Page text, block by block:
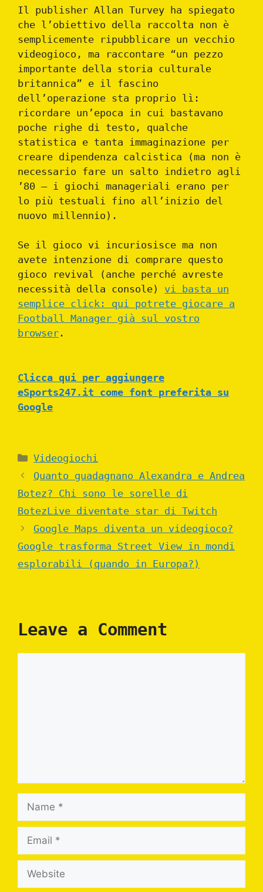
Il publisher Allan Turvey ha spiegato
che l’obiettivo della raccolta non è
semplicemente ripubblicare un vecchio
videogioco, ma raccontare “un pezzo
importante della storia culturale
britannica” e il fascino
dell’operazione sta proprio lì:
ricordare un’epoca in cui bastavano
poche righe di testo, qualche
statistica e tanta immaginazione per
creare dipendenza calcistica (ma non è
necessario fare un salto indietro agli
’80 – i giochi manageriali erano per
lo più testuali fino all’inizio del
nuovo millennio).
Se il gioco vi incuriosisce ma non
avete intenzione di comprare questo
gioco revival (anche perché avreste
necessità della console) vi basta un
semplice click: qui potrete giocare a
Football Manager già sul vostro
browser .
Clicca qui per aggiungere
eSports247.it come font preferita su
Google
Categories
Videogiochi
Quanto guadagnano Alexandra e Andrea
Botez? Chi sono le sorelle di
BotezLive diventate star di Twitch
Google Maps diventa un videogioco?
Google trasforma Street View in mondi
esplorabili (quando in Europa?)
Leave a Comment